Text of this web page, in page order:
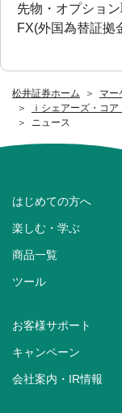
松井証券ホーム
マー
ｉシェアーズ・コ
ニュース
先物・オプショ
FX(外国為替証拠
はじめての方へ
楽しむ・学ぶ
商品一覧
ツール
お客様サポート
キャンペーン
会社案内・IR情報